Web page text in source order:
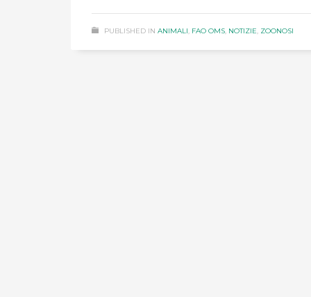
PUBLISHED IN ANIMALI, FAO OMS, NOTIZIE, ZOONOSI